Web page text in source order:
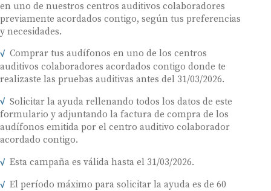
en uno de nuestros centros auditivos colaboradores
previamente acordados contigo, según tus preferencias
y necesidades.
Comprar tus audífonos en uno de los centros
auditivos colaboradores acordados contigo donde te
realizaste las pruebas auditivas antes del 31/03/2026.
Solicitar la ayuda rellenando todos los datos de este
formulario y adjuntando la factura de compra de los
audífonos emitida por el centro auditivo colaborador
acordado contigo.
Esta campaña es válida hasta el 31/03/2026.
El período máximo para solicitar la ayuda es de 60